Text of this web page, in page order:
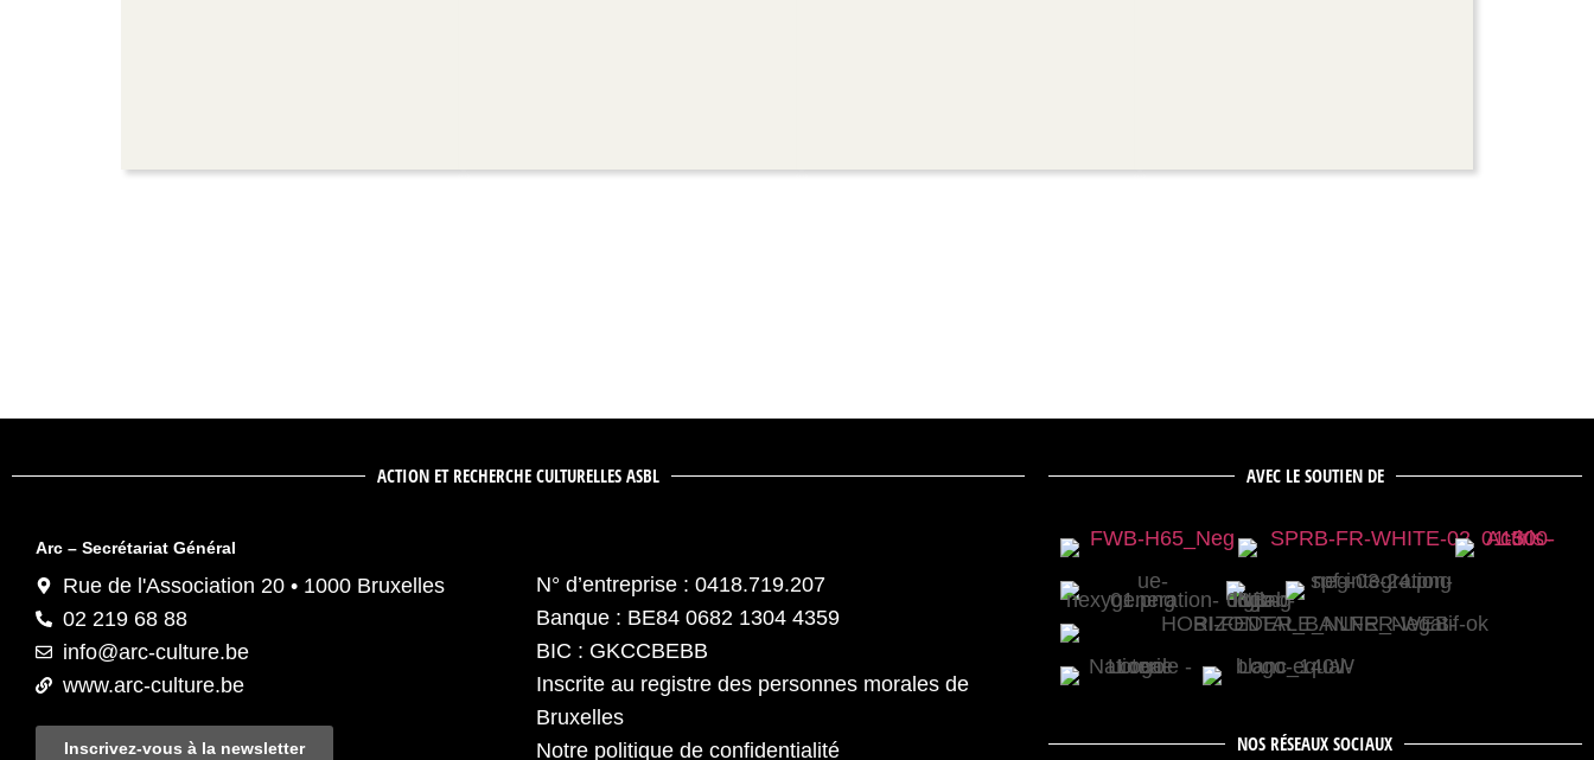
ACTION ET RECHERCHE CULTURELLES ASBL
Arc – Secrétariat Général
Rue de l'Association 20 • 1000 Bruxelles
02 219 68 88
info@arc-culture.be
www.arc-culture.be
Inscrivez-vous à la newsletter
N° d’entreprise : 0418.719.207
Banque : BE84 0682 1304 4359
BIC : GKCCBEBB
Inscrite au registre des personnes morales de
Bruxelles
Notre politique de confidentialité
AVEC LE SOUTIEN DE
NOS RÉSEAUX SOCIAUX